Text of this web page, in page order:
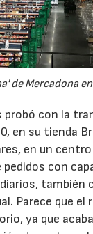
de Mercadona
probó con la
en su tienda
en un centro
pedidos con
también
Parece que el
ya que